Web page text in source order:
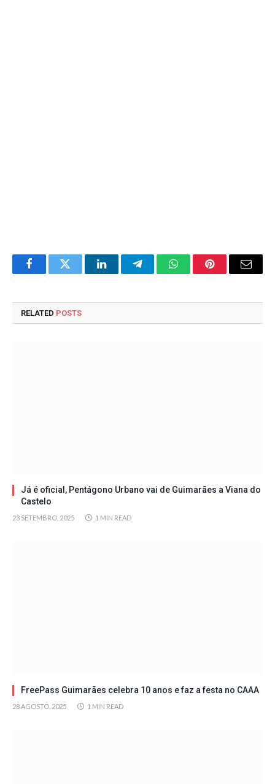
FacebookTwitter LinkedInTelegramWhatsAppPinterestEmail
RELATED POSTS
Já é oficial, Pentágono Urbano vai de Guimarães a Viana do
Castelo
23 SETEMBRO, 2025 1 MIN READ
FreePass Guimarães celebra 10 anos e faz a festa no CAAA
28 AGOSTO, 2025 1 MIN READ